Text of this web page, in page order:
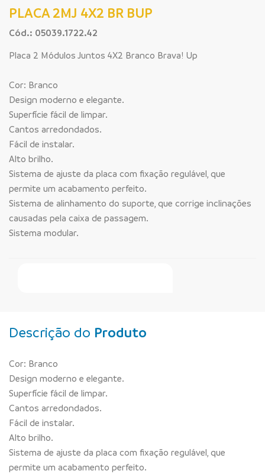
PLACA 2MJ 4X2 BR BUP
Cód.: 05039.1722.42
Placa 2 Módulos Juntos 4X2 Branco Brava! Up
Cor: Branco
Design moderno e elegante.
Superfície fácil de limpar.
Cantos arredondados.
Fácil de instalar.
Alto brilho.
Sistema de ajuste da placa com fixação regulável, que
permite um acabamento perfeito.
Sistema de alinhamento do suporte, que corrige inclinações
causadas pela caixa de passagem.
Sistema modular.
Descrição do Produto
Cor: Branco
Design moderno e elegante.
Superfície fácil de limpar.
Cantos arredondados.
Fácil de instalar.
Alto brilho.
Sistema de ajuste da placa com fixação regulável, que
permite um acabamento perfeito.